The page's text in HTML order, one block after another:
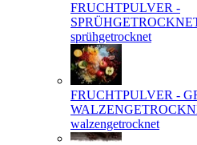
FRUCHTPULVER -
sprühgetrocknet
FRUCHTPULVER -
walzengetrocknet